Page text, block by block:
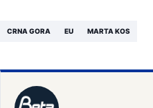
CRNA GORA EU MARTA KOS